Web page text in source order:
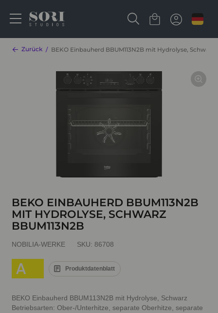
Zurück BEKO Einbauherd BBUM113N2B mit Hydrolyse, Schwarz
BEKO EINBAUHERD BBUM113N2B
MIT HYDROLYSE, SCHWARZ
BBUM113N2B
NOBILIA-WERKE SKU: 86708
A Produktdatenblatt
BEKO Einbauherd BBUM113N2B mit Hydrolyse, Schwarz
Betriebsarten: Ober-/Unterhitze, separate Oberhitze, separate